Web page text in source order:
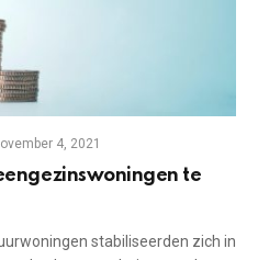
4, 2021
te
stabiliseerden zich in